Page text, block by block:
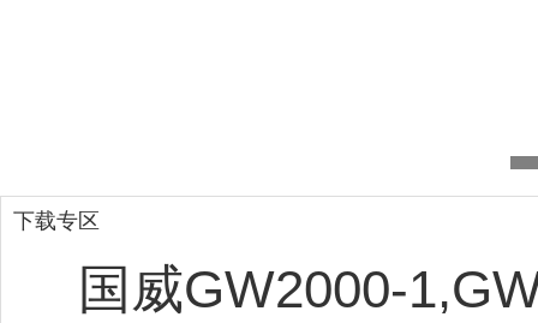
下载专区
国威GW2000-